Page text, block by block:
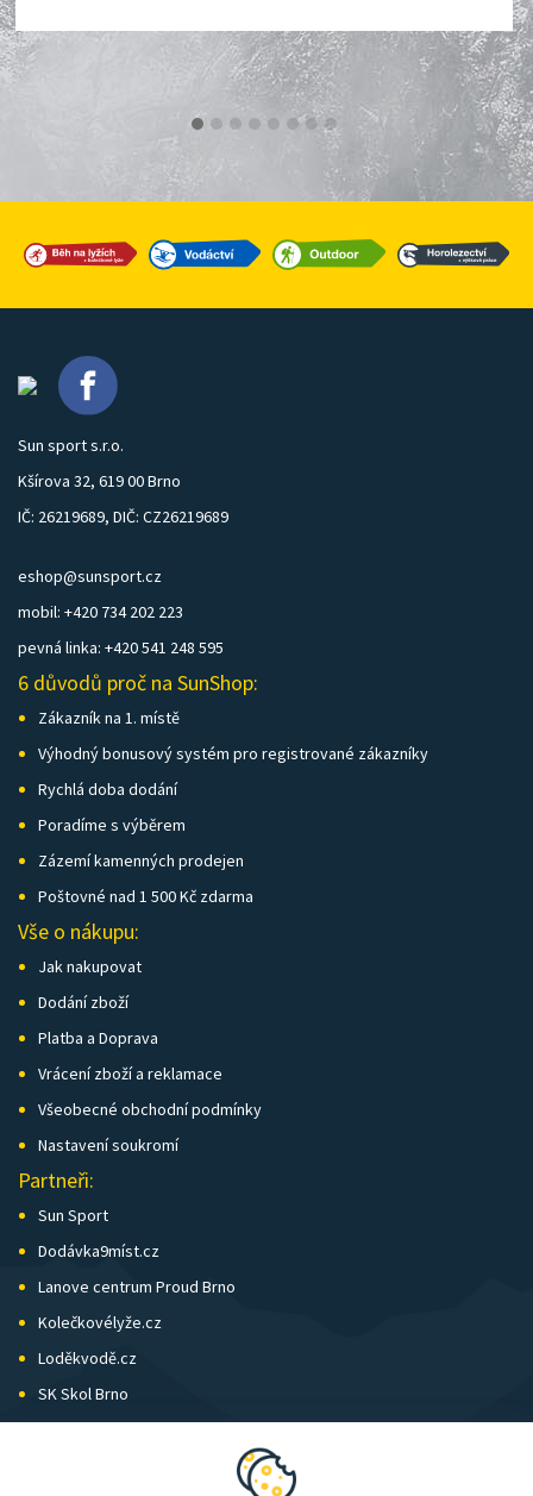
Sun sport s.r.o.
Kšírova 32, 619 00 Brno
IČ: 26219689, DIČ: CZ26219689
eshop@sunsport.cz
mobil: +420 734 202 223
pevná linka: +420 541 248 595
6 důvodů proč na SunShop:
Zákazník na 1. místě
Výhodný bonusový systém pro registrované zákazníky
Rychlá doba dodání
Poradíme s výběrem
Zázemí kamenných prodejen
Poštovné nad 1 500 Kč zdarma
Vše o nákupu:
Jak nakupovat
Dodání zboží
Platba a Doprava
Vrácení zboží a reklamace
Všeobecné obchodní podmínky
Nastavení soukromí
Partneři:
Sun Sport
Dodávka9míst.cz
Lanove centrum Proud Brno
Kolečkovélyže.cz
Loděkvodě.cz
SK Skol Brno
Biatlon Brno